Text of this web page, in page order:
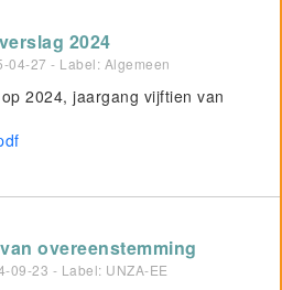
2024
04-27 - Label: Algemeen
2024, jaargang vijftien van
overeenstemming
09-23 - Label: UNZA-EE